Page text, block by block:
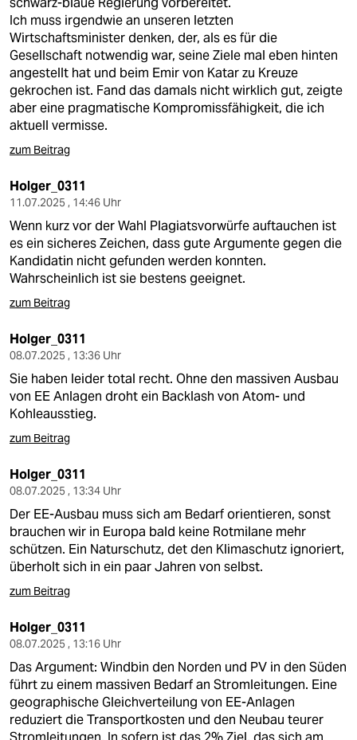
Ich muss irgendwie an unseren letzten
Wirtschaftsminister denken, der, als es für die
Gesellschaft notwendig war, seine Ziele mal eben hinten
angestellt hat und beim Emir von Katar zu Kreuze
gekrochen ist. Fand das damals nicht wirklich gut, zeigte
aber eine pragmatische Kompromissfähigkeit, die ich
aktuell vermisse.
zum Beitrag
Holger_0311
11.07.2025 , 14:46 Uhr
Wenn kurz vor der Wahl Plagiatsvorwürfe auftauchen ist
es ein sicheres Zeichen, dass gute Argumente gegen die
Kandidatin nicht gefunden werden konnten.
Wahrscheinlich ist sie bestens geeignet.
zum Beitrag
Holger_0311
08.07.2025 , 13:36 Uhr
Sie haben leider total recht. Ohne den massiven Ausbau
von EE Anlagen droht ein Backlash von Atom- und
Kohleausstieg.
zum Beitrag
Holger_0311
08.07.2025 , 13:34 Uhr
Der EE-Ausbau muss sich am Bedarf orientieren, sonst
brauchen wir in Europa bald keine Rotmilane mehr
schützen. Ein Naturschutz, det den Klimaschutz ignoriert,
überholt sich in ein paar Jahren von selbst.
zum Beitrag
Holger_0311
08.07.2025 , 13:16 Uhr
Das Argument: Windbin den Norden und PV in den Süden
führt zu einem massiven Bedarf an Stromleitungen. Eine
geographische Gleichverteilung von EE-Anlagen
reduziert die Transportkosten und den Neubau teurer